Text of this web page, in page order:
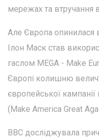
мережах та втручання
Але Європа опинилася
Ілон Маск став
гаслом MEGA - Make
Європі колишню
європейської
(Make America Great
BBC досліджувала